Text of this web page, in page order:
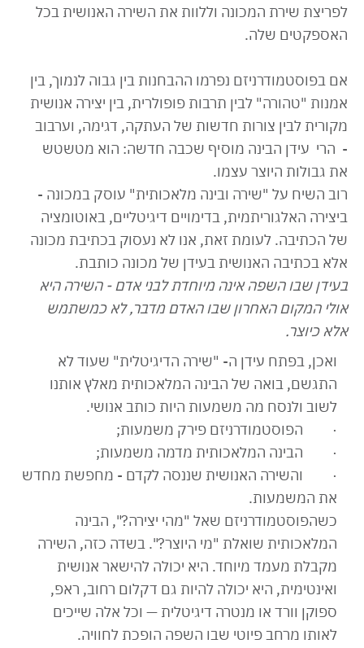
לפריצת שירת המכונה וללוות את השירה האנושית בכל
האספקטים שלה.
אם בפוסטמודרניזם נפרמו ההבחנות בין גבוה לנמוך, בין
אמנות "טהורה" לבין תרבות פופולרית, בין יצירה אנושית
מקורית לבין צורות חדשות של העתקה, דגימה, וערבוב
- הרי עידן הבינה מוסיף שכבה חדשה: הוא מטשטש
את גבולות היוצר עצמו.
רוב השיח על "שירה ובינה מלאכותית" עוסק במכונה -
ביצירה האלגוריתמית, בדימויים דיגיטליים, באוטומציה
של הכתיבה. לעומת זאת, אנו לא נעסוק בכתיבת מכונה
אלא בכתיבה האנושית בעידן של מכונה כותבת.
בעידן שבו השפה אינה מיוחדת לבני אדם - השירה היא
אולי המקום האחרון שבו האדם מדבר, לא כמשתמש
אלא כיוצר.
ואכן, בפתח עידן ה- "שירה הדיגיטלית" שעוד לא
התגשם, בואה של הבינה המלאכותית מאלץ אותנו
לשוב ולנסח מה משמעות היות כותב אנושי.
· הפוסטמודרניזם פירק משמעות;
· הבינה המלאכותית מדמה משמעות;
· והשירה האנושית שננסה לקדם - מחפשת מחדש
את המשמעות.
כשהפוסטמודרניזם שאל "מהי יצירה?", הבינה
המלאכותית שואלת "מי היוצר?". בשדה כזה, השירה
מקבלת מעמד מיוחד. היא יכולה להישאר אנושית
ואינטימית, היא יכולה להיות גם דקלום רחוב, ראפ,
ספוקן וורד או מנטרה דיגיטלית — וכל אלה שייכים
לאותו מרחב פיוטי שבו השפה הופכת לחוויה.